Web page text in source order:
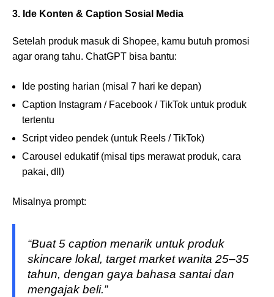
3. Ide Konten & Caption Sosial Media
Setelah produk masuk di Shopee, kamu butuh promosi
agar orang tahu. ChatGPT bisa bantu:
Ide posting harian (misal 7 hari ke depan)
Caption Instagram / Facebook / TikTok untuk produk
tertentu
Script video pendek (untuk Reels / TikTok)
Carousel edukatif (misal tips merawat produk, cara
pakai, dll)
Misalnya prompt:
“Buat 5 caption menarik untuk produk
skincare lokal, target market wanita 25–35
tahun, dengan gaya bahasa santai dan
mengajak beli.”